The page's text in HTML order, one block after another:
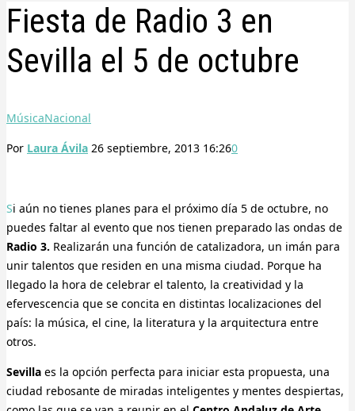
Fiesta de Radio 3 en
Sevilla el 5 de octubre
MúsicaNacional
Por Laura Ávila 26 septiembre, 2013 16:260
Si aún no tienes planes para el próximo día 5 de octubre, no
puedes faltar al evento que nos tienen preparado las ondas de
Radio 3. Realizarán una función de catalizadora, un imán para
unir talentos que residen en una misma ciudad. Porque ha
llegado la hora de celebrar el talento, la creatividad y la
efervescencia que se concita en distintas localizaciones del
país: la música, el cine, la literatura y la arquitectura entre
otros.
Sevilla es la opción perfecta para iniciar esta propuesta, una
ciudad rebosante de miradas inteligentes y mentes despiertas,